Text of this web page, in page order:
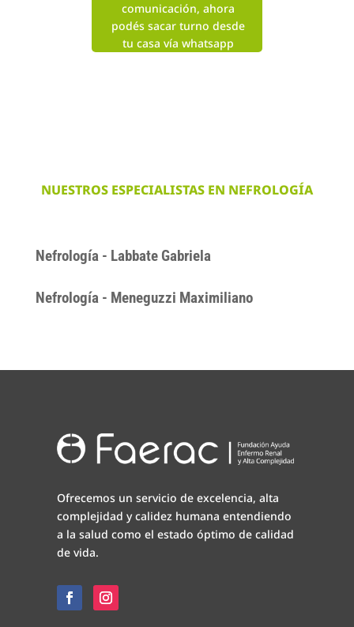
comunicación, ahora
podés sacar turno desde
tu casa vía whatsapp
NUESTROS ESPECIALISTAS EN NEFROLOGÍA
Nefrología - Labbate Gabriela
Nefrología - Meneguzzi Maximiliano
Ofrecemos un servicio de excelencia, alta
complejidad y calidez humana entendiendo
a la salud como el estado óptimo de calidad
de vida.